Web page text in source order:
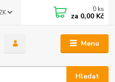
Menu
Hledat
0 ks
za 0,00 Kč